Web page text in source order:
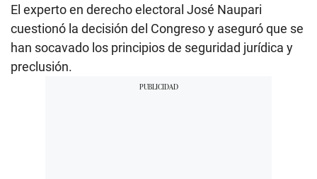
El experto en derecho electoral José Naupari
cuestionó la decisión del Congreso y aseguró que se
han socavado los principios de seguridad jurídica y
preclusión.